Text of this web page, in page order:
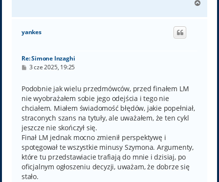
g
yankes
Re: Simone Inzaghi
P
t
3 cze 2025, 19:25
Podobnie jak wielu przedmówców, przed finałem LM
nie wyobrażałem sobie jego odejścia i tego nie
chciałem. Miałem świadomość błędów, jakie popełniał,
straconych szans na tytuły, ale uważałem, że ten cykl
jeszcze nie skończył się.
Finał LM jednak mocno zmienił perspektywę i
spotęgował te wszystkie minusy Szymona. Argumenty,
które tu przedstawiacie trafiają do mnie i dzisiaj, po
oficjalnym ogłoszeniu decyzji, uważam, że dobrze się
stało.